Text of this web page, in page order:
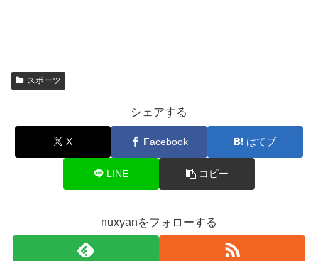
スポーツ
シェアする
X Facebook はてブ
LINE コピー
nuxyanをフォローする